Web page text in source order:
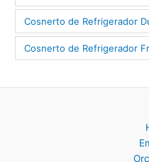
Cosnerto de Refrigerador
Cosnerto de Refrigerador